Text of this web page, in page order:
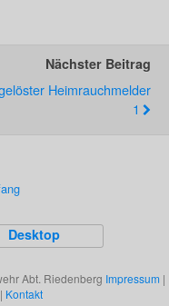
Nächster Beitrag
Heimrauchmelder
1
Desktop
Abt. Riedenberg Impressum |
| Kontakt